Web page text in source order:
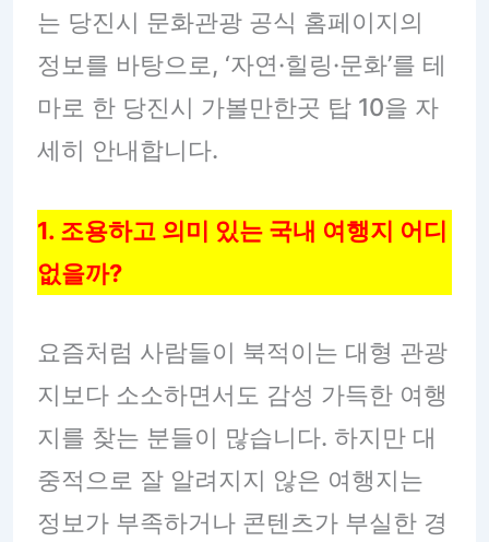
는 당진시 문화관광 공식 홈페이지의
정보를 바탕으로, ‘자연·힐링·문화’를 테
마로 한 당진시 가볼만한곳 탑 10을 자
세히 안내합니다.
1. 조용하고 의미 있는 국내 여행지 어디
없을까?
요즘처럼 사람들이 북적이는 대형 관광
지보다 소소하면서도 감성 가득한 여행
지를 찾는 분들이 많습니다. 하지만 대
중적으로 잘 알려지지 않은 여행지는
정보가 부족하거나 콘텐츠가 부실한 경